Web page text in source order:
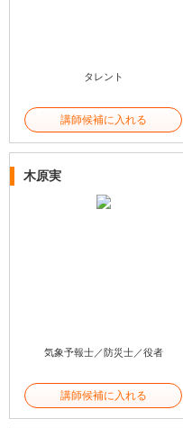
タレント
講師候補に入れる
木原実
気象予報士／防災士／役者
講師候補に入れる